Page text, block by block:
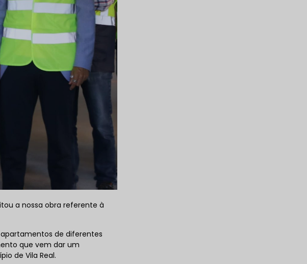
a nossa obra referente à
de diferentes
que vem dar um
de Vila Real.